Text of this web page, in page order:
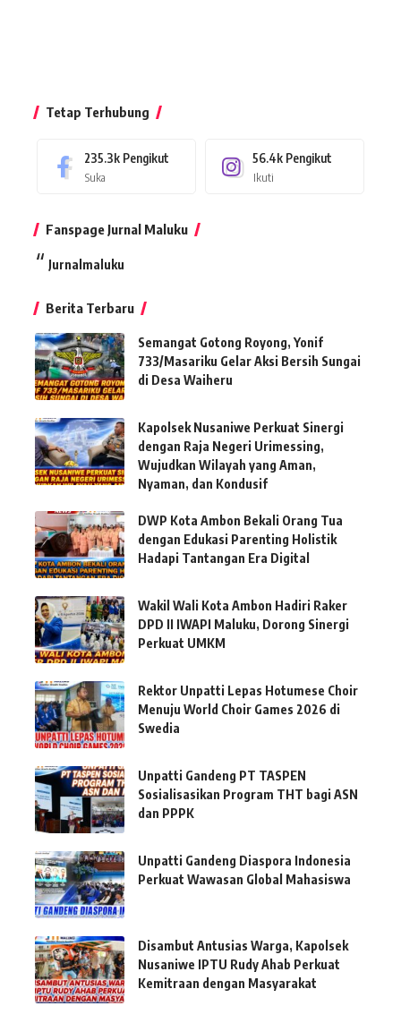
Tetap Terhubung
235.3k Pengikut
Suka
56.4k Pengikut
Ikuti
Fanspage Jurnal Maluku
Jurnalmaluku
Berita Terbaru
Semangat Gotong Royong, Yonif
733/Masariku Gelar Aksi Bersih Sungai
di Desa Waiheru
Kapolsek Nusaniwe Perkuat Sinergi
dengan Raja Negeri Urimessing,
Wujudkan Wilayah yang Aman,
Nyaman, dan Kondusif
DWP Kota Ambon Bekali Orang Tua
dengan Edukasi Parenting Holistik
Hadapi Tantangan Era Digital
Wakil Wali Kota Ambon Hadiri Raker
DPD II IWAPI Maluku, Dorong Sinergi
Perkuat UMKM
Rektor Unpatti Lepas Hotumese Choir
Menuju World Choir Games 2026 di
Swedia
Unpatti Gandeng PT TASPEN
Sosialisasikan Program THT bagi ASN
dan PPPK
Unpatti Gandeng Diaspora Indonesia
Perkuat Wawasan Global Mahasiswa
Disambut Antusias Warga, Kapolsek
Nusaniwe IPTU Rudy Ahab Perkuat
Kemitraan dengan Masyarakat